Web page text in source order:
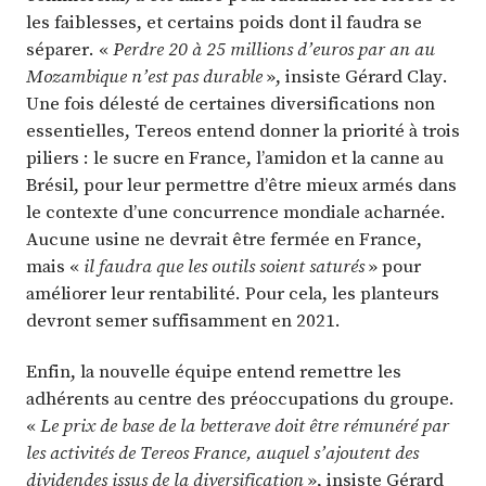
les faiblesses, et certains poids dont il faudra se
séparer. «Perdre 20 à 25 millions d’euros par an au
Mozambique n’est pas durable», insiste Gérard Clay.
Une fois délesté de certaines diversifications non
essentielles, Tereos entend donner la priorité à trois
piliers : le sucre en France, l’amidon et la canne au
Brésil, pour leur permettre d’être mieux armés dans
le contexte d’une concurrence mondiale acharnée.
Aucune usine ne devrait être fermée en France,
mais « il faudra que les outils soient saturés» pour
améliorer leur rentabilité. Pour cela, les planteurs
devront semer suffisamment en 2021.
Enfin, la nouvelle équipe entend remettre les
adhérents au centre des préoccupations du groupe.
«Le prix de base de la betterave doit être rémunéré par
les activités de Tereos France, auquel s’ajoutent des
dividendes issus de la diversification», insiste Gérard